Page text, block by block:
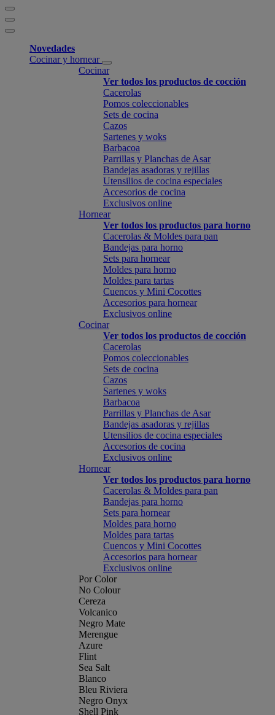
Novedades
Cocinar y hornear
Cocinar
Ver todos los productos de cocción
Cacerolas
Pomos coleccionables
Sets de cocina
Cazos
Sartenes y woks
Barbacoa
Parrillas y Planchas de Asar
Bandejas asadoras y rejillas
Utensilios de cocina especiales
Accesorios de cocina
Exclusivos online
Hornear
Ver todos los productos para horno
Cacerolas & Moldes para pan
Bandejas para horno
Sets para hornear
Moldes para horno
Moldes para tartas
Cuencos y Mini Cocottes
Accesorios para hornear
Exclusivos online
Cocinar
Ver todos los productos de cocción
Cacerolas
Pomos coleccionables
Sets de cocina
Cazos
Sartenes y woks
Barbacoa
Parrillas y Planchas de Asar
Bandejas asadoras y rejillas
Utensilios de cocina especiales
Accesorios de cocina
Exclusivos online
Hornear
Ver todos los productos para horno
Cacerolas & Moldes para pan
Bandejas para horno
Sets para hornear
Moldes para horno
Moldes para tartas
Cuencos y Mini Cocottes
Accesorios para hornear
Exclusivos online
Por Color
No Colour
Cereza
Volcanico
Negro Mate
Merengue
Azure
Flint
Sea Salt
Blanco
Bleu Riviera
Negro Onyx
Shell Pink